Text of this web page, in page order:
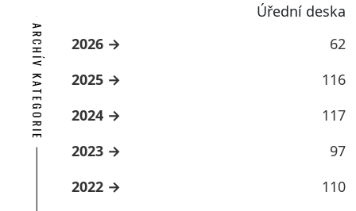
Úřední deska
ARCHÍV KATEGORIE 2026
62
2025
116
2024
117
2023
97
2022
110